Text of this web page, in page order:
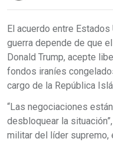
El acuerdo entre
guerra depende de que
Donald Trump, acepte
fondos iraníes
cargo de la República
“Las negociaciones
desbloquear la
militar del líder supremo,